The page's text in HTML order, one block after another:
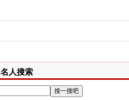
名人搜索